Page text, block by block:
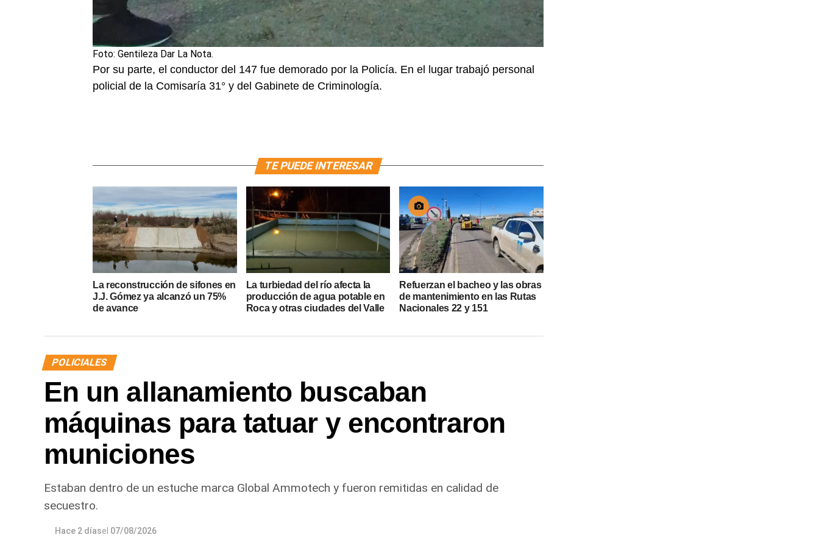
Foto: Gentileza Dar La Nota.
Por su parte, el conductor del 147 fue demorado por la Policía. En el lugar trabajó personal
policial de la Comisaría 31° y del Gabinete de Criminología.
TE PUEDE INTERESAR
La reconstrucción de sifones en
J.J. Gómez ya alcanzó un 75%
de avance
La turbiedad del río afecta la
producción de agua potable en
Roca y otras ciudades del Valle
Refuerzan el bacheo y las obras
de mantenimiento en las Rutas
Nacionales 22 y 151
POLICIALES
En un allanamiento buscaban
máquinas para tatuar y encontraron
municiones
Estaban dentro de un estuche marca Global Ammotech y fueron remitidas en calidad de
secuestro.
Hace 2 díasel 07/08/2026